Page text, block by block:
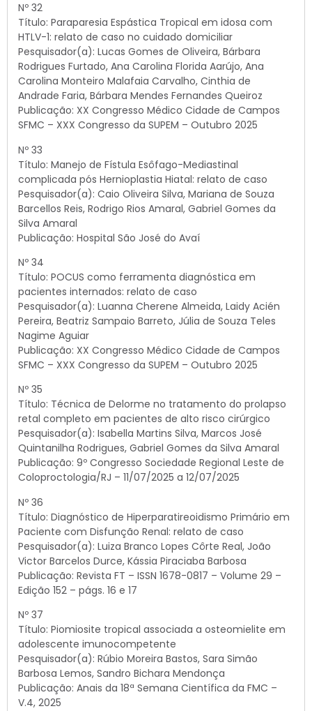
Nº 32
Título: Paraparesia Espástica Tropical em idosa com
HTLV-1: relato de caso no cuidado domiciliar
Pesquisador(a): Lucas Gomes de Oliveira, Bárbara
Rodrigues Furtado, Ana Carolina Florida Aarújo, Ana
Carolina Monteiro Malafaia Carvalho, Cinthia de
Andrade Faria, Bárbara Mendes Fernandes Queiroz
Publicação: XX Congresso Médico Cidade de Campos
SFMC – XXX Congresso da SUPEM – Outubro 2025
Nº 33
Título: Manejo de Fístula Esôfago-Mediastinal
complicada pós Hernioplastia Hiatal: relato de caso
Pesquisador(a): Caio Oliveira Silva, Mariana de Souza
Barcellos Reis, Rodrigo Rios Amaral, Gabriel Gomes da
Silva Amaral
Publicação: Hospital São José do Avaí
Nº 34
Título: POCUS como ferramenta diagnóstica em
pacientes internados: relato de caso
Pesquisador(a): Luanna Cherene Almeida, Laidy Acién
Pereira, Beatriz Sampaio Barreto, Júlia de Souza Teles
Nagime Aguiar
Publicação: XX Congresso Médico Cidade de Campos
SFMC – XXX Congresso da SUPEM – Outubro 2025
Nº 35
Título: Técnica de Delorme no tratamento do prolapso
retal completo em pacientes de alto risco cirúrgico
Pesquisador(a): Isabella Martins Silva, Marcos José
Quintanilha Rodrigues, Gabriel Gomes da Silva Amaral
Publicação: 9º Congresso Sociedade Regional Leste de
Coloproctologia/RJ – 11/07/2025 a 12/07/2025
Nº 36
Título: Diagnóstico de Hiperparatireoidismo Primário em
Paciente com Disfunção Renal: relato de caso
Pesquisador(a): Luiza Branco Lopes Côrte Real, João
Victor Barcelos Durce, Kássia Piraciaba Barbosa
Publicação: Revista FT – ISSN 1678-0817 – Volume 29 –
Edição 152 – págs. 16 e 17
Nº 37
Título: Piomiosite tropical associada a osteomielite em
adolescente imunocompetente
Pesquisador(a): Rúbio Moreira Bastos, Sara Simão
Barbosa Lemos, Sandro Bichara Mendonça
Publicação: Anais da 18ª Semana Científica da FMC –
V.4, 2025